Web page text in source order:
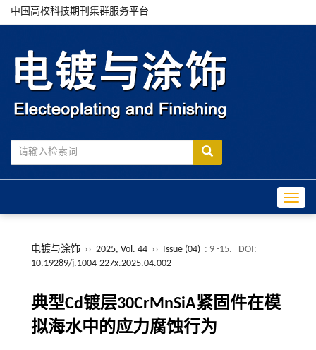
中国高校科技期刊集群服务平台
电镀与涂饰 ›› 2025, Vol. 44 ›› Issue (04) : 9 -15.
DOI:
10.19289/j.1004-227x.2025.04.002
典型Cd镀层30CrMnSiA紧固件在模
拟海水中的应力腐蚀行为